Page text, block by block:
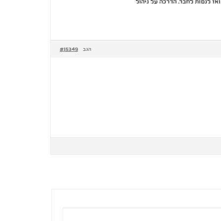
לנסות לחבר. הדרכה על ניהול
#15349 הגב